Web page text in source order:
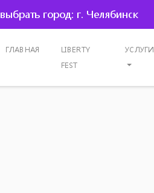
выбрать город: г. Челябинск
ГЛАВНАЯ
LIBERTY
FEST
УСЛУГИ